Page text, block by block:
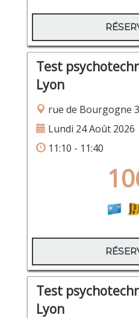
Test
Lyon
rue de Bourgogne
Lundi 24 Août 2026
11:10 - 11:40
Test
Lyon